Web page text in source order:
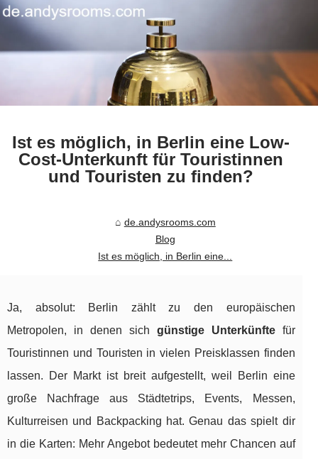
Ist es möglich, in Berlin eine Low-
Cost-Unterkunft für Touristinnen
und Touristen zu finden?
de.andysrooms.com
Blog
Ist es möglich, in Berlin eine...
Ja, absolut: Berlin zählt zu den europäischen
Metropolen, in denen sich günstige Unterkünftefür
Touristinnen und Touristen in vielen Preisklassen finden
lassen. Der Markt ist breit aufgestellt, weil Berlin eine
große Nachfrage aus Städtetrips, Events, Messen,
Kulturreisen und Backpacking hat. Genau das spielt dir
in die Karten: Mehr Angebot bedeutet mehr Chancen auf